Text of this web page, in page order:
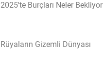
2025'te Burçları Neler Bekliyor
Rüyaların Gizemli Dünyası